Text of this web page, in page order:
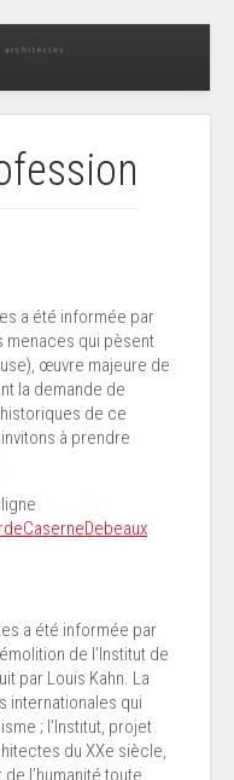
a été informée par
menaces qui pèsent
œuvre majeure de
la demande de
de ce
à prendre
a été informée par
de l’Institut de
par Louis Kahn. La
internationales qui
; l’Institut, projet
du XXe siècle,
l’humanité toute